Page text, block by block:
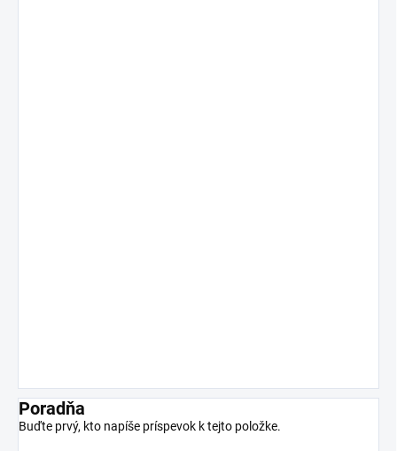
Poradňa
Buďte prvý, kto napíše príspevok k tejto položke.